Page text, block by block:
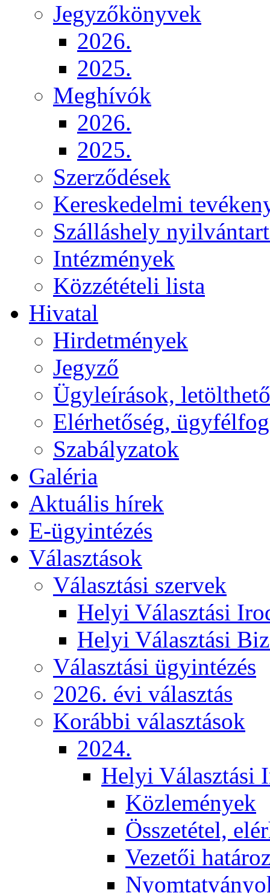
Jegyzőkönyvek
2026.
2025.
Meghívók
2026.
2025.
Szerződések
Kereskedelmi
Szálláshely
Intézmények
Közzétételi lista
Hivatal
Hirdetmények
Jegyző
Ügyleírások,
Elérhetőség,
Szabályzatok
Galéria
Aktuális hírek
E-ügyintézés
Választások
Választási szervek
Helyi Választási
Helyi Választási
Választási ügyintézés
2026. évi választás
Korábbi választások
2024.
Helyi Választási
Közlemények
Összetétel,
Vezetői